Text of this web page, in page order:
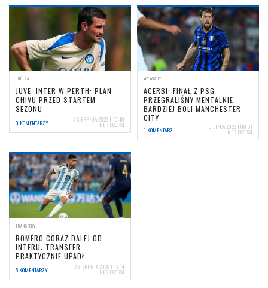
OGÓLNA
JUVE–INTER W PERTH: PLAN
CHIVU PRZED STARTEM
SEZONU
0 KOMENTARZY 7 SIERPNIA 2026 | 10:19
NERIOCORSI
WYWIADY
ACERBI: FINAŁ Z PSG
PRZEGRALIŚMY MENTALNIE,
BARDZIEJ BOLI MANCHESTER
CITY
1 KOMENTARZ 10 LIPCA 2026 | 08:51
NERIOCORSI
TRANSFERY
ROMERO CORAZ DALEJ OD
INTERU: TRANSFER
PRAKTYCZNIE UPADŁ
5 KOMENTARZY 7 SIERPNIA 2026 | 12:14
NERIOCORSI